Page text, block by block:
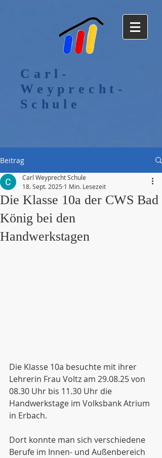
Carl-
Weyprecht-
Schule
Beitrag
Die Klasse 10a der CWS Bad
König bei den
Handwerkstagen
Carl Weyprecht Schule
18. Sept. 2025 1 Min. Lesezeit
Die Klasse 10a besuchte mit ihrer
Lehrerin Frau Voltz am 29.08.25 von
08.30 Uhr bis 11.30 Uhr die
Handwerkstage im Volksbank Atrium
in Erbach.
Dort konnte man sich verschiedene
Berufe im Innen- und Außenbereich